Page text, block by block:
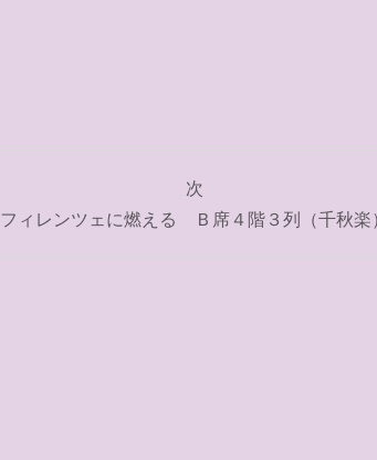
次
フィレンツェに燃える Ｂ席４階３列（千秋楽）